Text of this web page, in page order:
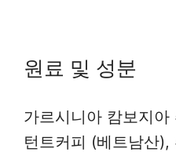
원료 및 성분
가르시니아 캄보지
턴트커피 (베트남산),